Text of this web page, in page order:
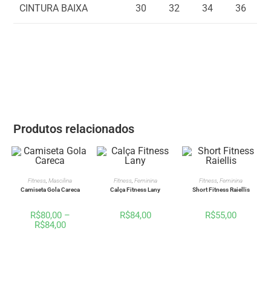
CINTURA BAIXA 30 32 34 36
Produtos relacionados
VER OPÇÕES
Fitness ,Mascilina
Camiseta Gola Careca
R$80,00 –
R$84,00
VER OPÇÕES
Fitness, Feminina
Calça Fitness Lany
R$84,00
VER OPÇÕES
Fitness ,Feminina
Short Fitness Raiellis
R$55,00